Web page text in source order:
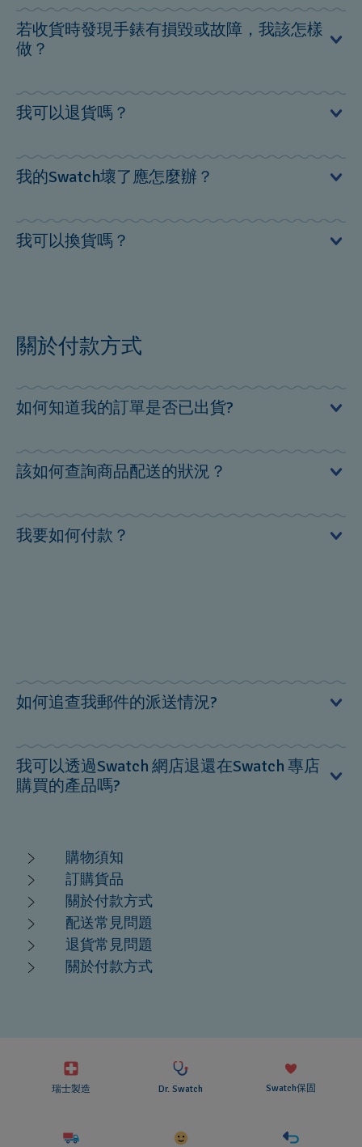
若收貨時發現手錶有損毀或故障，我該怎樣
做？
您可於商品送達的七日內辦理退貨申請。
內容請填寫欲退貨之訂單編號、訂購人姓名、商品名稱、
我可以退貨嗎？
未經使用過、包裝無缺損等商品狀態完好無破損，且非大
量惡意退貨的情況下，您可於商品送達的七日內辦理退
請email至：connect@swatch.tw
我的Swatch壞了應怎麼辦？
在24個月保用期內，您可以將手錶連同送貨單或已蓋章的
保用證前往任何一間Swatch 專店，讓店員為您提供協助。
明損毀或故障事項，並包括您的姓名及聯絡電話在內的資
我可以換貨嗎？
關於付款方式
如何知道我的訂單是否已出貨?
當訂單出貨後您會收到一封確認信，可直接連結至宅配廠
商網站查詢包裹的配送情況。
該如何查詢商品配送的狀況？
所有商品皆由統一速達股份有限公司（黑貓宅急便）進行
配送。 您可由以下方式查詢商品的配送狀況：
我要如何付款？
持卡人如遇到無法進行網路交易的狀況，請向您的發卡銀
如何追查我郵件的派送情況?
當訂單出貨後您會收到一封確認電郵，電郵可直接連結到
我們運輸商的網站上您郵件的派送情況。
我可以透過Swatch 網店退還在Swatch 專店
購買的產品嗎?
退還產品，請於購買日7日內帶同沒有損毀及未使用的完整
手錶及包裝，連同有效的保用證及發票。您可選擇更換任
何價格較低或較高之產品，若您選擇更換至價格較高之產
品，您須補回金額差價。若更換價格較低的產品，將不獲
找贖餘額。您可使用門市搜尋功能找尋您最近的Swatch專
店門市：https://www.swatch.com/zh_hk/store-locator
購物須知
訂購貨品
關於付款方式
配送常見問題
退貨常見問題
關於付款方式
瑞士製造 Dr. Swatch Swatch保固